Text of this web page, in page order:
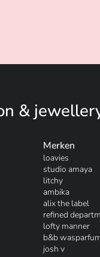
&
Merken
loavies
studio amaya
litchy
ambika
alix the label
refined
lofty manner
b&b
josh v